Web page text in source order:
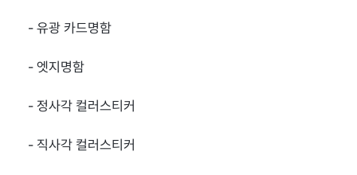
- 유광 카드명함
- 엣지명함
- 정사각 컬러스티커
- 직사각 컬러스티커